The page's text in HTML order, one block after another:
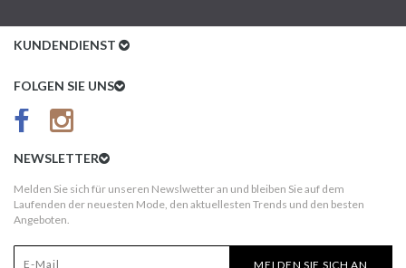
KUNDENDIENST
Kundenservice
AGB
Kundeninformationen
FOLGEN SIE UNS
NEWSLETTER
Melden Sie sich für unseren Newslwetter an und bleiben Sie auf dem
Laufenden der neuesten Mode, den aktuellesten Trends und den besten
Angeboten.
MELDEN SIE SICH AN